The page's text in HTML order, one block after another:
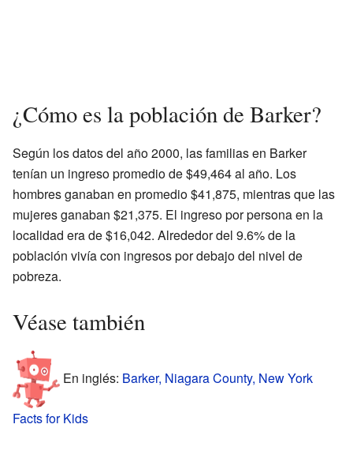
¿Cómo es la población de Barker?
Según los datos del año 2000, las familias en Barker
tenían un ingreso promedio de $49,464 al año. Los
hombres ganaban en promedio $41,875, mientras que las
mujeres ganaban $21,375. El ingreso por persona en la
localidad era de $16,042. Alrededor del 9.6% de la
población vivía con ingresos por debajo del nivel de
pobreza.
Véase también
En inglés: Barker, Niagara County, New York
Facts for Kids